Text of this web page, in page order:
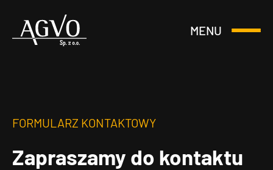
Header
MENU
Otwórz
FORMULARZ KONTAKTOWY
Zapraszamy do kontaktu